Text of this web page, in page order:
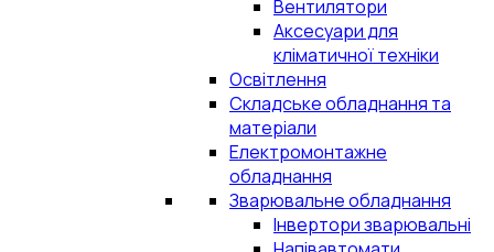
Вентилятори
Аксесуари для
кліматичної техніки
Освітлення
Складське обладнання та
матеріали
Електромонтажне
обладнання
Зварювальне обладнання
Інвертори зварювальні